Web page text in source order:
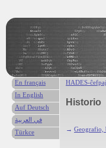
HADES-
Historio
→ Geografio,
En français
In English
Auf Deutsch
في العربية
Türkce